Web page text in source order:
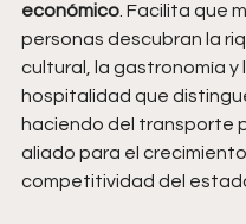
económico. Facilita que
personas descubran la
cultural, la gastronomía y
hospitalidad que
haciendo del transporte
aliado para el crecimiento
competitividad del